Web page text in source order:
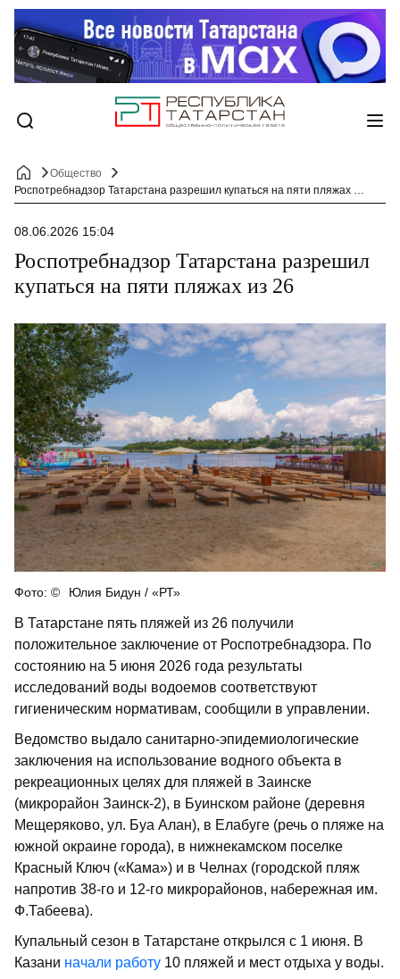
Общество
Роспотребнадзор Татарстана разрешил купаться на пяти пляжах из 26
08.06.2026 15:04
Роспотребнадзор Татарстана разрешил
купаться на пяти пляжах из 26
Юлия Бидун / «РТ»
В Татарстане пять пляжей из 26 получили
положительное заключение от Роспотребнадзора. По
состоянию на 5 июня 2026 года результаты
исследований воды водоемов соответствуют
гигиеническим нормативам, сообщили в управлении.
Ведомство выдало санитарно-эпидемиологические
заключения на использование водного объекта в
рекреационных целях для пляжей в Заинске
(микрорайон Заинск-2), в Буинском районе (деревня
Мещеряково, ул. Буа Алан), в Елабуге (речь о пляже на
южной окраине города), в нижнекамском поселке
Красный Ключ («Кама») и в Челнах (городской пляж
напротив 38-го и 12-го микрорайонов, набережная им.
Ф.Табеева).
Купальный сезон в Татарстане открылся с 1 июня. В
Казани начали работу 10 пляжей и мест отдыха у воды.